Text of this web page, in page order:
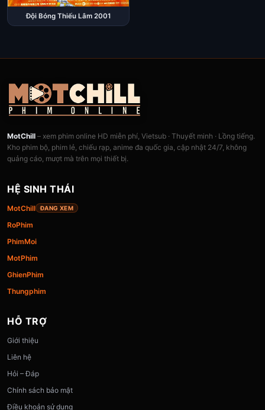
Đội Bóng Thiếu Lâm 2001
MotChill – xem phim online HD miễn phí, Vietsub · Thuyết minh · Lồng tiếng.
Kho phim bộ, phim lẻ, chiếu rạp, anime đa quốc gia, cập nhật 24/7, không
quảng cáo, mượt mà trên mọi thiết bị.
HỆ SINH THÁI
MotChill ĐANG XEM
RoPhim
PhimMoi
MotPhim
GhienPhim
Thungphim
HỖ TRỢ
Giới thiệu
Liên hệ
Hỏi – Đáp
Chính sách bảo mật
Điều khoản sử dụng